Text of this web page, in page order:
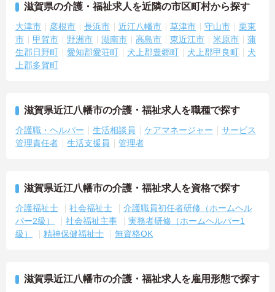
滋賀県の介護・福祉求人を近隣の市区町村から探す
大津市 彦根市 長浜市 近江八幡市 草津市 守山市
栗東
市
甲賀市 野洲市 湖南市 高島市 東近江市 米原市
蒲
生郡日野町
愛知郡愛荘町 犬上郡豊郷町 犬上郡甲良町
犬
上郡多賀町
滋賀県近江八幡市の介護・福祉求人を職種で探す
介護職・ヘルパー 生活相談員 ケアマネージャー
サービス
管理責任者
生活支援員 管理者
滋賀県近江八幡市の介護・福祉求人を資格で探す
介護福祉士 社会福祉士
介護職員初任者研修（ホームヘル
パー2級）
社会福祉主事
実務者研修（ホームヘルパー1
級）
精神保健福祉士 無資格OK
滋賀県近江八幡市の介護・福祉求人を雇用形態で探す